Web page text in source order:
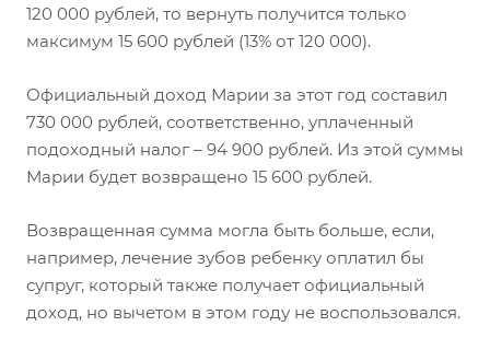
120 000 рублей, то вернуть получится только
максимум 15 600 рублей (13% от 120 000).
Официальный доход Марии за этот год составил
730 000 рублей, соответственно, уплаченный
подоходный налог – 94 900 рублей. Из этой суммы
Марии будет возвращено 15 600 рублей.
Возвращенная сумма могла быть больше, если,
например, лечение зубов ребенку оплатил бы
супруг, который также получает официальный
доход, но вычетом в этом году не воспользовался.